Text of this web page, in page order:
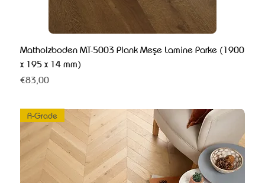
Matholzboden MT-5003 Plank Meşe Lamine Parke (1900
x 195 x 14 mm)
Fiyat
€83,00
A-Grade